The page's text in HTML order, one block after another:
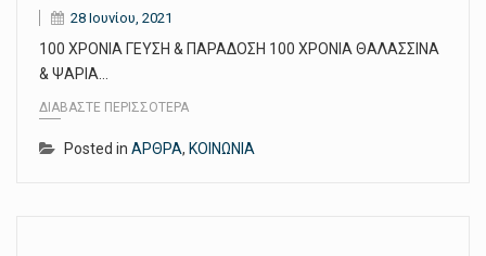
28 Ιουνίου, 2021
100 ΧΡΟΝΙΑ ΓΕΥΣΗ & ΠΑΡΑΔΟΣΗ 100 ΧΡΟΝΙΑ ΘΑΛΑΣΣΙΝΑ
& ΨΑΡΙΑ…
ΔΙΑΒΆΣΤΕ ΠΕΡΙΣΣΌΤΕΡΑ
Posted in ΑΡΘΡΑ, ΚΟΙΝΩΝΙΑ